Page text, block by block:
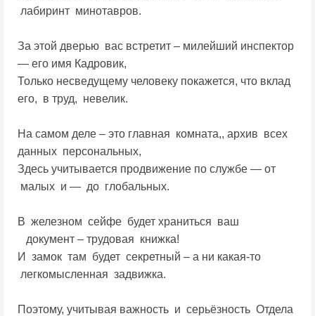
лабиринт минотавров.
За этой дверью вас встретит – милейший инспектор
— его имя Кадровик,
Только несведущему человеку покажется, что вклад
его, в труд, невелик.
На самом деле – это главная комната,, архив всех
данных персональных,
Здесь учитывается продвижение по службе — от
малых и — до глобальных.
В железном сейфе будет храниться ваш
документ – трудовая книжка!
И замок там будет секретный – а ни какая-то
легкомысленная задвижка.
Поэтому, учитывая важность и серьёзность Отдела